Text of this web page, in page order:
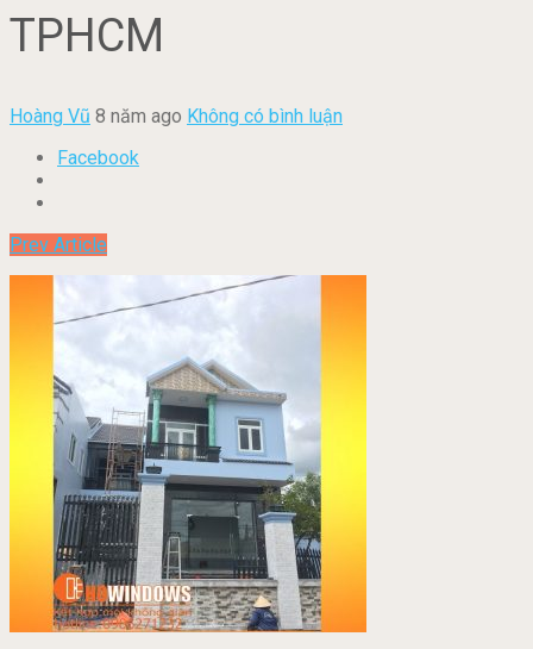
TPHCM
Hoàng Vũ 8 năm ago Không có bình luận
Facebook
Prev Article